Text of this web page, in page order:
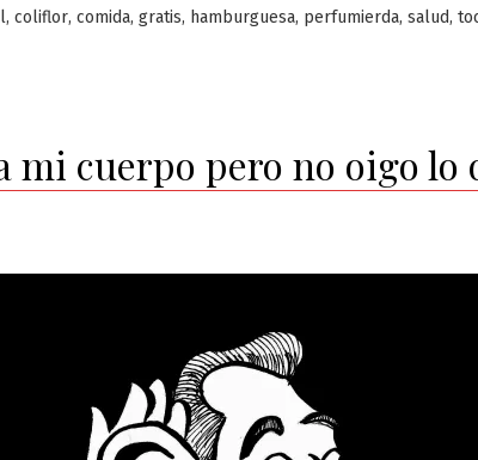
en
, coliflor, comida, gratis, hamburguesa, perfumierda, salud,
mi cuerpo pero no oigo lo